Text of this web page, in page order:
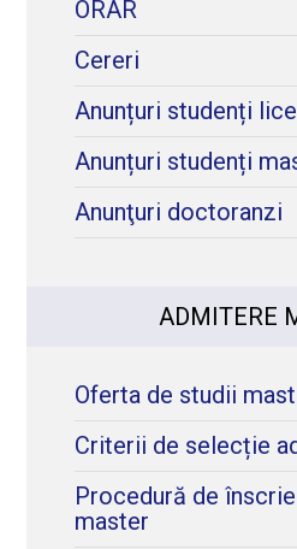
ORAR
Cereri
Anunțuri studenți
Anunțuri studenți
Anunţuri doctoranzi
ADMITERE
Oferta de studii
Criterii de selecție
Procedură de
master